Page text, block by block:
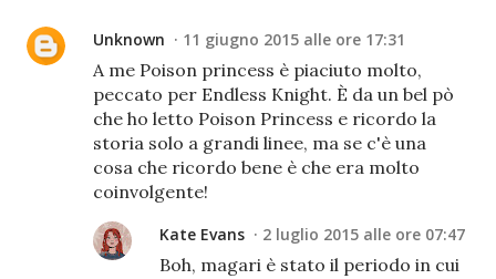
Unknown 11 giugno 2015 alle ore 17:31
A me Poison princess è piaciuto molto,
peccato per Endless Knight. È da un bel pò
che ho letto Poison Princess e ricordo la
storia solo a grandi linee, ma se c'è una
cosa che ricordo bene è che era molto
coinvolgente!
Kate Evans 2 luglio 2015 alle ore 07:47
Boh, magari è stato il periodo in cui